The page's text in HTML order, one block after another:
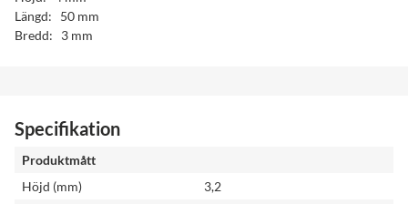
Längd: 50 mm
Bredd: 3 mm
Specifikation
Produktmått
Höjd (mm)
3,2